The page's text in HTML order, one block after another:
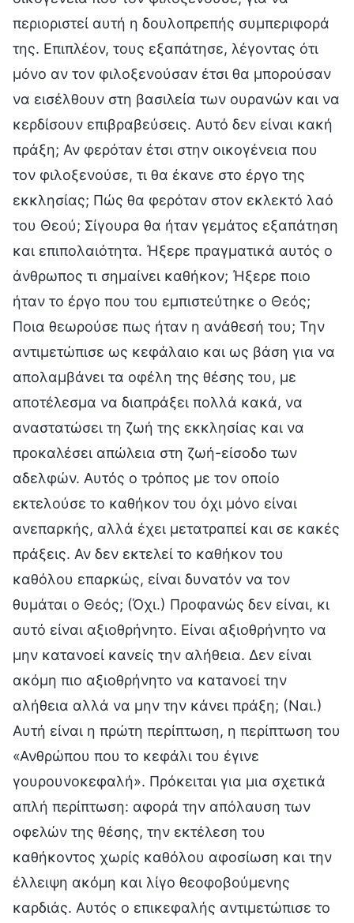
περιοριστεί αυτή η δουλοπρεπής συμπεριφορά
της. Επιπλέον, τους εξαπάτησε, λέγοντας ότι
μόνο αν τον φιλοξενούσαν έτσι θα μπορούσαν
να εισέλθουν στη βασιλεία των ουρανών και να
κερδίσουν επιβραβεύσεις. Αυτό δεν είναι κακή
πράξη; Αν φερόταν έτσι στην οικογένεια που
τον φιλοξενούσε, τι θα έκανε στο έργο της
εκκλησίας; Πώς θα φερόταν στον εκλεκτό λαό
του Θεού; Σίγουρα θα ήταν γεμάτος εξαπάτηση
και επιπολαιότητα. Ήξερε πραγματικά αυτός ο
άνθρωπος τι σημαίνει καθήκον; Ήξερε ποιο
ήταν το έργο που του εμπιστεύτηκε ο Θεός;
Ποια θεωρούσε πως ήταν η ανάθεσή του; Την
αντιμετώπισε ως κεφάλαιο και ως βάση για να
απολαμβάνει τα οφέλη της θέσης του, με
αποτέλεσμα να διαπράξει πολλά κακά, να
αναστατώσει τη ζωή της εκκλησίας και να
προκαλέσει απώλεια στη ζωή-είσοδο των
αδελφών. Αυτός ο τρόπος με τον οποίο
εκτελούσε το καθήκον του όχι μόνο είναι
ανεπαρκής, αλλά έχει μετατραπεί και σε κακές
πράξεις. Αν δεν εκτελεί το καθήκον του
καθόλου επαρκώς, είναι δυνατόν να τον
θυμάται ο Θεός; (Όχι.) Προφανώς δεν είναι, κι
αυτό είναι αξιοθρήνητο. Είναι αξιοθρήνητο να
μην κατανοεί κανείς την αλήθεια. Δεν είναι
ακόμη πιο αξιοθρήνητο να κατανοεί την
αλήθεια αλλά να μην την κάνει πράξη; (Ναι.)
Αυτή είναι η πρώτη περίπτωση, η περίπτωση του
«Ανθρώπου που το κεφάλι του έγινε
γουρουνοκεφαλή». Πρόκειται για μια σχετικά
απλή περίπτωση: αφορά την απόλαυση των
οφελών της θέσης, την εκτέλεση του
καθήκοντος χωρίς καθόλου αφοσίωση και την
έλλειψη ακόμη και λίγο θεοφοβούμενης
καρδιάς. Αυτός ο επικεφαλής αντιμετώπισε το